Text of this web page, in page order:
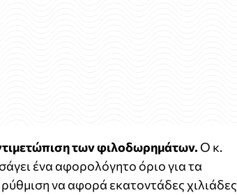
των φιλοδωρημάτων. Ο κ.
ένα αφορολόγητο όριο για τα
να αφορά εκατοντάδες χιλιάδες